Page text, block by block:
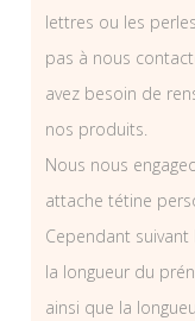
lettres ou les
pas à nous
avez besoin de
nos produits.
Nous nous
attache tétine
Cependant
la longueur du
ainsi que la